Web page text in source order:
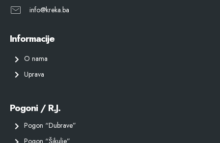
info@kreka.ba
Informacije
O nama
Uprava
Pogoni / R.J.
Pogon “Dubrave”
Pogon “Šikulje”